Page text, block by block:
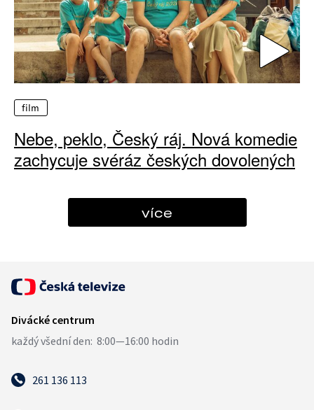
film
Nebe, peklo, Český ráj. Nová komedie
zachycuje svéráz českých dovolených
více
261 136 113